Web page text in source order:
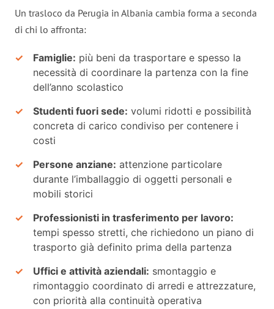
Un trasloco da Perugia in Albania cambia forma a seconda
di chi lo affronta:
Famiglie: più beni da trasportare e spesso la
necessità di coordinare la partenza con la fine
dell’anno scolastico
Studenti fuori sede: volumi ridotti e possibilità
concreta di carico condiviso per contenere i
costi
Persone anziane: attenzione particolare
durante l’imballaggio di oggetti personali e
mobili storici
Professionisti in trasferimento per lavoro:
tempi spesso stretti, che richiedono un piano di
trasporto già definito prima della partenza
Uffici e attività aziendali: smontaggio e
rimontaggio coordinato di arredi e attrezzature,
con priorità alla continuità operativa